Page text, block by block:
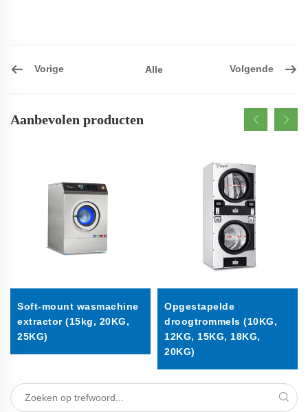
Vorige Alle Volgende
Aanbevolen producten
Soft-mount wasmachine
extractor (15kg, 20KG,
25KG)
Opgestapelde
droogtrommels (10KG,
12KG, 15KG, 18KG,
20KG)